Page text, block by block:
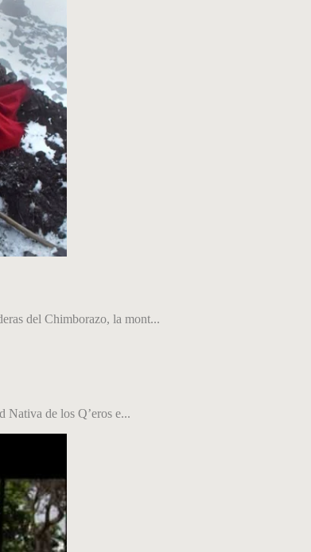
del Chimborazo, la mont...
Nativa de los Q’eros e...